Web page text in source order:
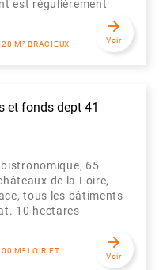
est régulièrement
M² BRACIEUX
arrow_forward
Voir
et fonds dept 41
65
de la Loire,
tous les bâtiments
10 hectares
M² LOIR ET
arrow_forward
Voir